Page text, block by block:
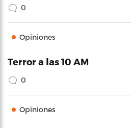
0
Opiniones
Terror a las 10 AM
0
Opiniones